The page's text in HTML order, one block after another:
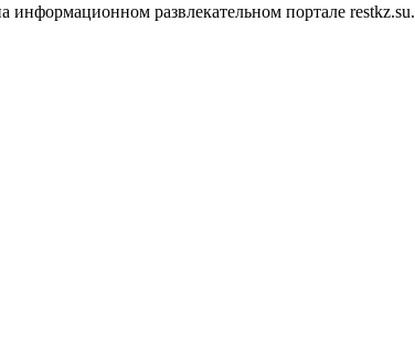
развлекательном портале restkz.su.